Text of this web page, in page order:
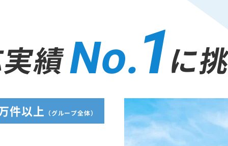
績No.1に
件以上 （グループ全体）